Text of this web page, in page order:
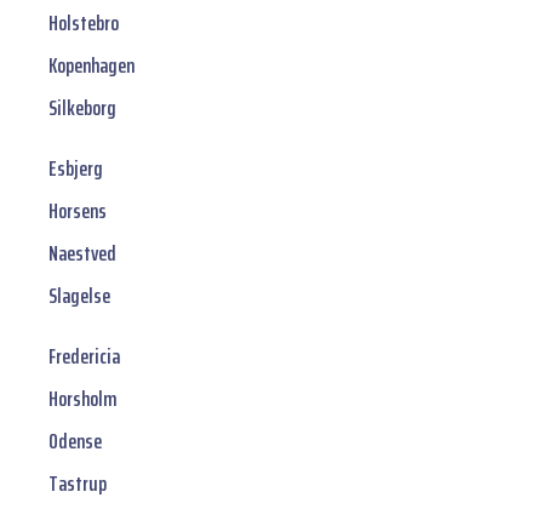
Holstebro
Kopenhagen
Silkeborg
Esbjerg
Horsens
Naestved
Slagelse
Fredericia
Horsholm
Odense
Tastrup